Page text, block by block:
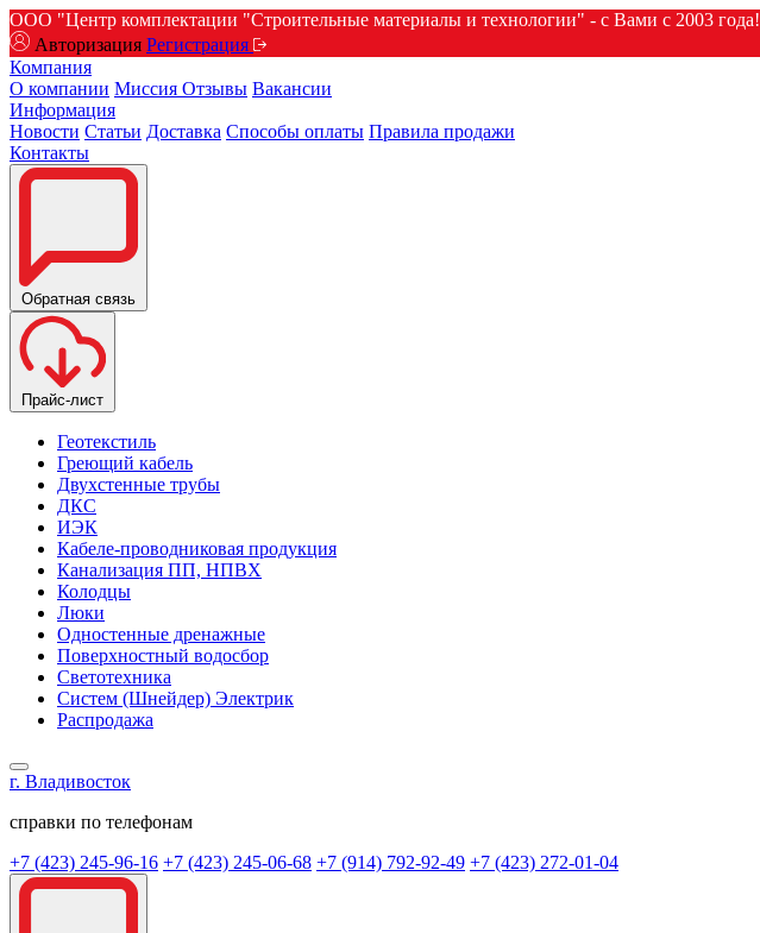
ООО "Центр комплектации "Строительные материалы и технологии" - с Вами с 2003 года!
Авторизация Регистрация
Компания
О компании Миссия Отзывы Вакансии
Информация
Новости Статьи Доставка Способы оплаты Правила продажи
Контакты
Обратная связь
Прайс-лист
Геотекстиль
Греющий кабель
Двухстенные трубы
ДКС
ИЭК
Кабеле-проводниковая продукция
Канализация ПП, НПВХ
Колодцы
Люки
Одностенные дренажные
Поверхностный водосбор
Светотехника
Систем (Шнейдер) Электрик
Распродажа
г. Владивосток
справки по телефонам
+7 (423) 245-96-16 +7 (423) 245-06-68 +7 (914) 792-92-49 +7 (423) 272-01-04